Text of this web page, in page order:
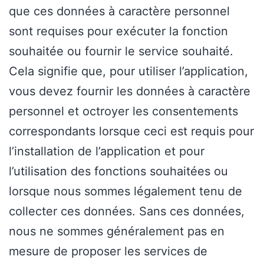
que ces données à caractère personnel
sont requises pour exécuter la fonction
souhaitée ou fournir le service souhaité.
Cela signifie que, pour utiliser l’application,
vous devez fournir les données à caractère
personnel et octroyer les consentements
correspondants lorsque ceci est requis pour
l’installation de l’application et pour
l’utilisation des fonctions souhaitées ou
lorsque nous sommes légalement tenu de
collecter ces données. Sans ces données,
nous ne sommes généralement pas en
mesure de proposer les services de